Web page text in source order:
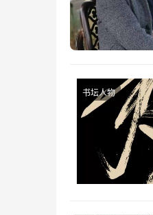
书坛人物